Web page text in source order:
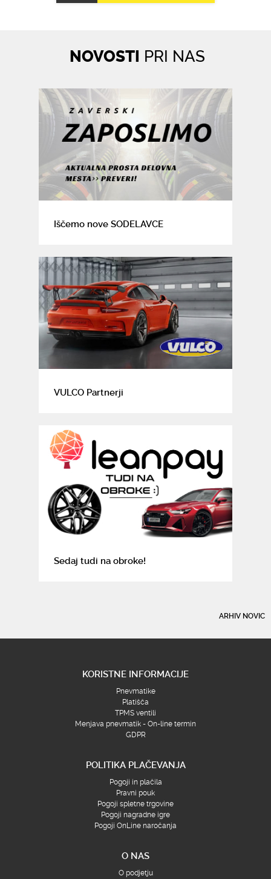
NOVOSTI PRI NAS
Iščemo nove SODELAVCE
VULCO Partnerji
Sedaj tudi na obroke!
ARHIV NOVIC
KORISTNE INFORMACIJE
Pnevmatike
Platišča
TPMS ventili
Menjava pnevmatik - On-line termin
GDPR
POLITIKA PLAČEVANJA
Pogoji in plačila
Pravni pouk
Pogoji spletne trgovine
Pogoji nagradne igre
Pogoji OnLine naročanja
O NAS
O podjetju